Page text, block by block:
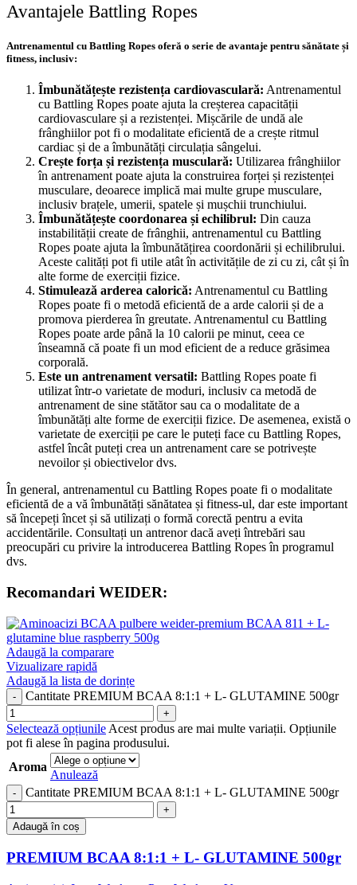
Avantajele Battling Ropes
Antrenamentul cu Battling Ropes oferă o serie de avantaje pentru sănătate și
fitness, inclusiv:
Îmbunătățește rezistența cardiovasculară: Antrenamentul
cu Battling Ropes poate ajuta la creșterea capacității
cardiovasculare și a rezistenței. Mișcările de undă ale
frânghiilor pot fi o modalitate eficientă de a crește ritmul
cardiac și de a îmbunătăți circulația sângelui.
Crește forța și rezistența musculară: Utilizarea frânghiilor
în antrenament poate ajuta la construirea forței și rezistenței
musculare, deoarece implică mai multe grupe musculare,
inclusiv brațele, umerii, spatele și mușchii trunchiului.
Îmbunătățește coordonarea și echilibrul: Din cauza
instabilității create de frânghii, antrenamentul cu Battling
Ropes poate ajuta la îmbunătățirea coordonării și echilibrului.
Aceste calități pot fi utile atât în activitățile de zi cu zi, cât și în
alte forme de exerciții fizice.
Stimulează arderea calorică: Antrenamentul cu Battling
Ropes poate fi o metodă eficientă de a arde calorii și de a
promova pierderea în greutate. Antrenamentul cu Battling
Ropes poate arde până la 10 calorii pe minut, ceea ce
înseamnă că poate fi un mod eficient de a reduce grăsimea
corporală.
Este un antrenament versatil: Battling Ropes poate fi
utilizat într-o varietate de moduri, inclusiv ca metodă de
antrenament de sine stătător sau ca o modalitate de a
îmbunătăți alte forme de exerciții fizice. De asemenea, există o
varietate de exerciții pe care le puteți face cu Battling Ropes,
astfel încât puteți crea un antrenament care se potrivește
nevoilor și obiectivelor dvs.
În general, antrenamentul cu Battling Ropes poate fi o modalitate
eficientă de a vă îmbunătăți sănătatea și fitness-ul, dar este important
să începeți încet și să utilizați o formă corectă pentru a evita
accidentările. Consultați un antrenor dacă aveți întrebări sau
preocupări cu privire la introducerea Battling Ropes în programul
dvs.
Recomandari WEIDER:
Adaugă la comparare
Vizualizare rapidă
Adaugă la lista de dorințe
Cantitate PREMIUM BCAA 8:1:1 + L- GLUTAMINE 500gr
Selectează opțiunile Acest produs are mai multe variații. Opțiunile
pot fi alese în pagina produsului.
Aroma
Anulează
Cantitate PREMIUM BCAA 8:1:1 + L- GLUTAMINE 500gr
Adaugă în coș
PREMIUM BCAA 8:1:1 + L- GLUTAMINE 500gr